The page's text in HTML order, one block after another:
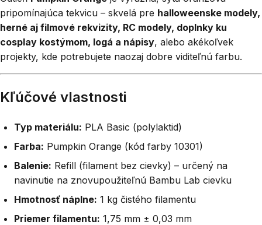
pripomínajúca tekvicu – skvelá pre halloweenske modely,
herné aj filmové rekvizity, RC modely, doplnky ku
cosplay kostýmom, logá a nápisy, alebo akékoľvek
projekty, kde potrebujete naozaj dobre viditeľnú farbu.
Kľúčové vlastnosti
Typ materiálu: PLA Basic (polylaktid)
Farba: Pumpkin Orange (kód farby 10301)
Balenie: Refill (filament bez cievky) – určený na
navinutie na znovupoužiteľnú Bambu Lab cievku
Hmotnosť náplne: 1 kg čistého filamentu
Priemer filamentu: 1,75 mm ± 0,03 mm